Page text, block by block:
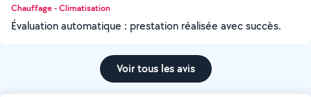
Chauffage - Climatisation
Évaluation automatique : prestation réalisée avec succès.
Voir tous les avis